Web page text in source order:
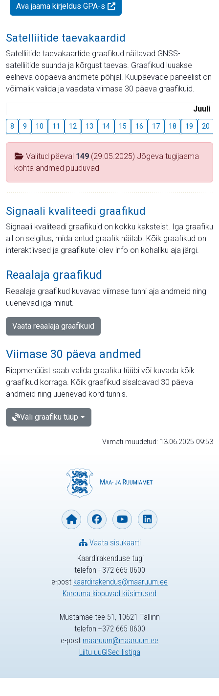
Ava jaama kirjeldus GPA-s
Satelliitide taevakaardid
Satelliitide taevakaartide graafikud näitavad GNSS-
satelliitide suunda ja kõrgust taevas. Graafikud luuakse
eelneva ööpäeva andmete põhjal. Kuupäevade paneelist on
võimalik valida ja vaadata viimase 30 päeva graafikuid.
Juuli
8 9 10 11 12 13 14 15 16 17 18 19 20
Valitud päeval 149 (29.05.2025) Jõgeva tugijaama
kohta andmed puuduvad
Signaali kvaliteedi graafikud
Signaali kvaliteedi graafikuid on kokku kaksteist. Iga graafiku
all on selgitus, mida antud graafik näitab. Kõik graafikud on
interaktiivsed ja graafikutel olev info on kohaliku aja järgi.
Reaalaja graafikud
Reaalaja graafikud kuvavad viimase tunni aja andmeid ning
uuenevad iga minut.
Vaata reaalaja graafikuid
Viimase 30 päeva andmed
Rippmenüüst saab valida graafiku tüübi või kuvada kõik
graafikud korraga. Kõik graafikud sisaldavad 30 päeva
andmeid ning uuenevad kord tunnis.
Vali graafiku tüüp
Viimati muudetud: 13.06.2025 09:53
Kaardirakenduse tugi
telefon +372 665 0600
e-post kaardirakendus@maaruum.ee
Korduma kippuvad küsimused
Vaata sisukaarti
Mustamäe tee 51, 10621 Tallinn
telefon +372 665 0600
e-post maaruum@maaruum.ee
Liitu uuGISed listiga